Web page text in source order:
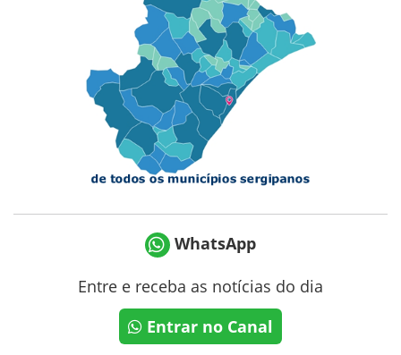
WhatsApp
Entre e receba as notícias do dia
Entrar no Canal